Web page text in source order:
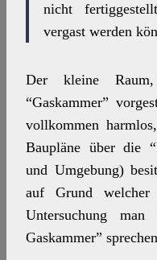
nicht
vergast werden
Der kleine
“Gaskammer”
vollkommen
Baupläne über die
und Umgebung)
auf Grund welcher
Untersuchung
Gaskammer”